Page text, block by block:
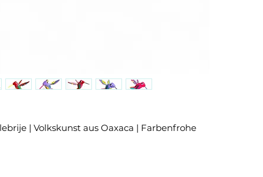
| Volkskunst aus Oaxaca | Farbenfrohe